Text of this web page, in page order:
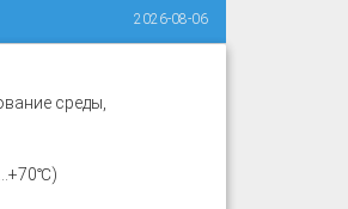
2026-08-06
среды,